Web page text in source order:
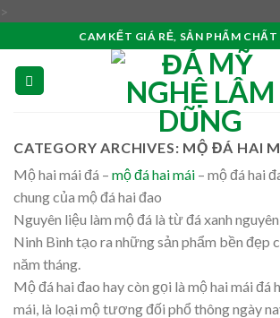
>
content
CAM KẾT GIÁ RẺ, SẢN PHẨM CHẤT
CATEGORY ARCHIVES: MỘ ĐÁ HAI
Mộ hai mái đá – mộ đá hai mái – mộ đá hai
chung của mộ đá hai đao
Nguyên liệu làm mộ đá là từ đá xanh
Ninh Bình tạo ra những sản phẩm bền đẹp
năm tháng.
Mộ đá hai đao hay còn gọi là mộ hai mái đá
mái, là loại mộ tương đối phổ thông ngày